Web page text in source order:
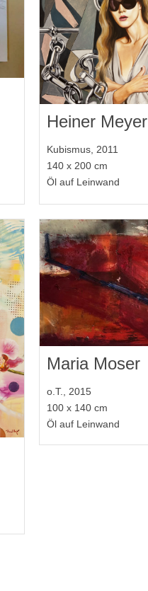
Heiner Meyer
Kubismus, 2011
140 x 200 cm
Öl auf Leinwand
Maria Moser
o.T., 2015
100 x 140 cm
Öl auf Leinwand